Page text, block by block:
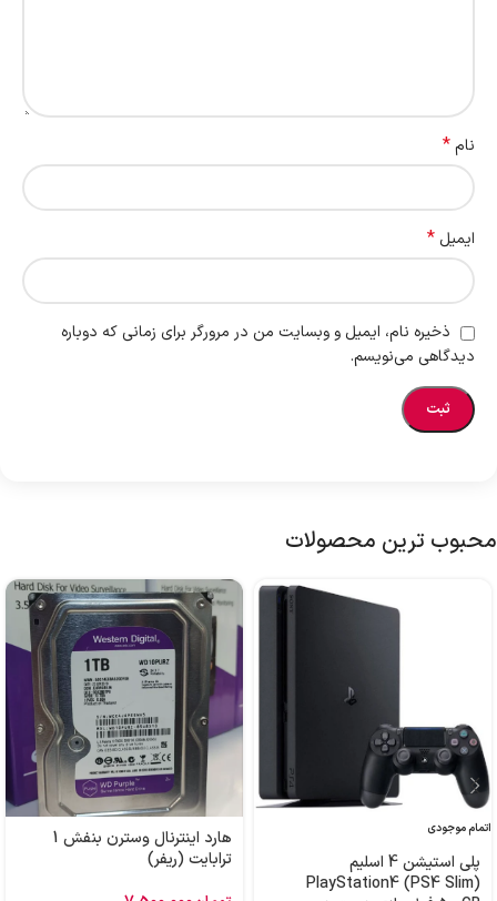
نام*
ایمیل *
ذخیره نام، ایمیل و وبسایت من در مرورگر برای زمانی که دوباره
دیدگاهی می‌نویسم.
محبوب ترین محصولات
اتمام موجودی
پلی استیشن 4 اسلیم
PlayStation4 (PS4 Slim)
هارد اینترنال وسترن بنفش 1
ترابایت (ریفر)